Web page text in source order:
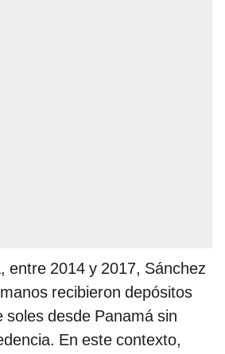
entre 2014 y 2017, Sánchez
recibieron depósitos
soles desde Panamá sin
En este contexto,